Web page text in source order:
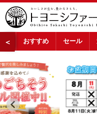
＜ おすすめ セール